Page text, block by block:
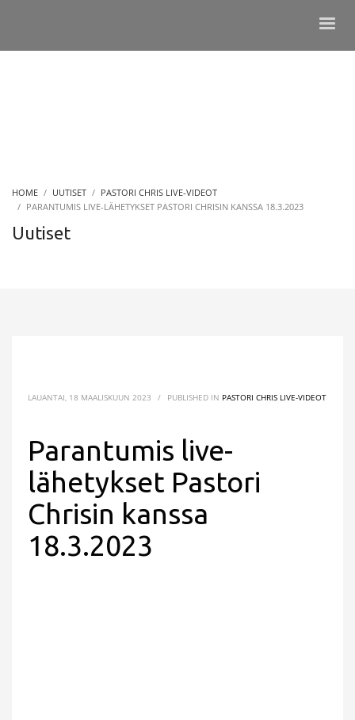
HOME UUTISET
PASTORI CHRIS LIVE-VIDEOT
PARANTUMIS LIVE-LÄHETYKSET PASTORI CHRISIN KANSSA 18.3.2023
Uutiset
LAUANTAI, 18 MAALISKUUN 2023 / PUBLISHED IN PASTORI CHRIS LIVE-VIDEOT
Parantumis live-
lähetykset Pastori
Chrisin kanssa
18.3.2023